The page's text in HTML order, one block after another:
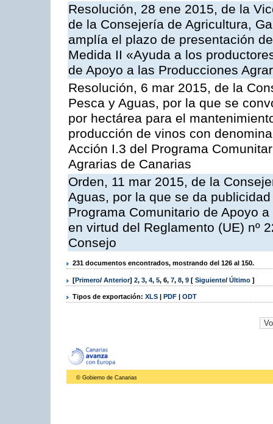
Resolución, 28 ene 2015, de la
de la Consejería de Agricultura,
amplía el plazo de presentación
Medida II «Ayuda a los
de Apoyo a las Producciones
Resolución, 6 mar 2015, de la
Pesca y Aguas, por la que se
por hectárea para el
producción de vinos con
Acción I.3 del Programa
Agrarias de Canarias
Orden, 11 mar 2015, de la
Aguas, por la que se da
Programa Comunitario de Apoyo
en virtud del Reglamento (UE) nº
Consejo
231 documentos encontrados, mostrando del 126 al 150.
[Primero/ Anterior] 2, 3, 4, 5, 6, 7, 8, 9 [ Siguiente/ Último ]
Tipos de exportación: XLS | PDF | ODT
© Gobierno de Canarias